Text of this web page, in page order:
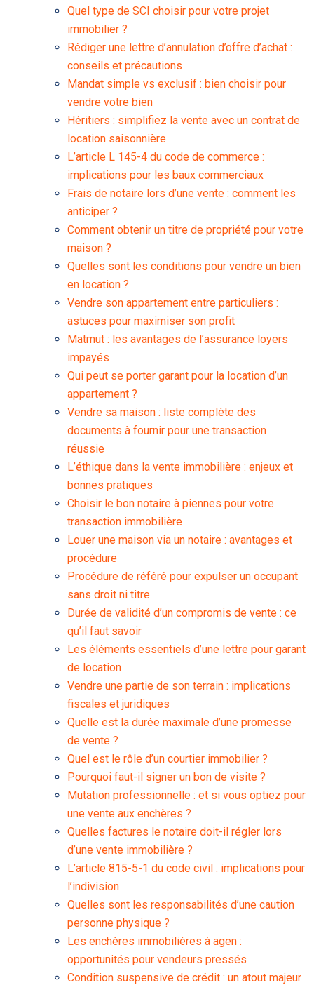
Quel type de SCI choisir pour votre projet
immobilier ?
Rédiger une lettre d’annulation d’offre d’achat :
conseils et précautions
Mandat simple vs exclusif : bien choisir pour
vendre votre bien
Héritiers : simplifiez la vente avec un contrat de
location saisonnière
L’article L 145-4 du code de commerce :
implications pour les baux commerciaux
Frais de notaire lors d’une vente : comment les
anticiper ?
Comment obtenir un titre de propriété pour votre
maison ?
Quelles sont les conditions pour vendre un bien
en location ?
Vendre son appartement entre particuliers :
astuces pour maximiser son profit
Matmut : les avantages de l’assurance loyers
impayés
Qui peut se porter garant pour la location d’un
appartement ?
Vendre sa maison : liste complète des
documents à fournir pour une transaction
réussie
L’éthique dans la vente immobilière : enjeux et
bonnes pratiques
Choisir le bon notaire à piennes pour votre
transaction immobilière
Louer une maison via un notaire : avantages et
procédure
Procédure de référé pour expulser un occupant
sans droit ni titre
Durée de validité d’un compromis de vente : ce
qu’il faut savoir
Les éléments essentiels d’une lettre pour garant
de location
Vendre une partie de son terrain : implications
fiscales et juridiques
Quelle est la durée maximale d’une promesse
de vente ?
Quel est le rôle d’un courtier immobilier ?
Pourquoi faut-il signer un bon de visite ?
Mutation professionnelle : et si vous optiez pour
une vente aux enchères ?
Quelles factures le notaire doit-il régler lors
d’une vente immobilière ?
L’article 815-5-1 du code civil : implications pour
l’indivision
Quelles sont les responsabilités d’une caution
personne physique ?
Les enchères immobilières à agen :
opportunités pour vendeurs pressés
Condition suspensive de crédit : un atout majeur